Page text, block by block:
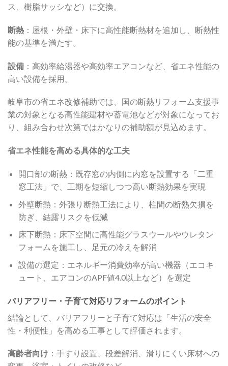
ス、樹脂サッシなど）に交換。
断熱 ：屋根・外壁・床下に高性能断熱材を追加し、断熱性
能の基準を満たす。
設備 ：高効率給湯器や高効率エアコンなど、省エネ性能の
高い設備を採用。
岐阜市の省エネ改修補助では、国の断熱リフォーム支援事
業の対象となる高性能建材や蓄電池などが対象になってお
り、組み合わせ次第ではかなりの補助額が見込めます。
省エネ性能を高める具体的な工夫
開口部の断熱：既存窓の内側に内窓を設置する「二重
窓工法」で、工期を短縮しつつ高い断熱効果を実現
外壁断熱：外張り断熱工法により、柱間の断熱欠損を
防ぎ、結露リスクを低減
床下断熱：床下空間に高性能グラスウールやウレタン
フォームを施工し、足元の冷えを解消
設備の選定：エネルギー消費効率が高い機器（エコキ
ュート、エアコンのAPF値4.0以上など）を選定
バリアフリー・子育て対応リフォームのポイント
結論として、バリアフリーと子育て対応は「生活の安全
性・利便性」を高める工事として評価されます。
高齢者向け ：手すり設置、段差解消、滑りにくい床材への